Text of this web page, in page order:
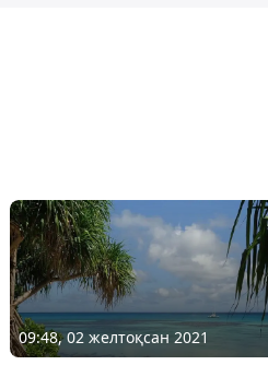
09:48, 02 желтоқсан 2021